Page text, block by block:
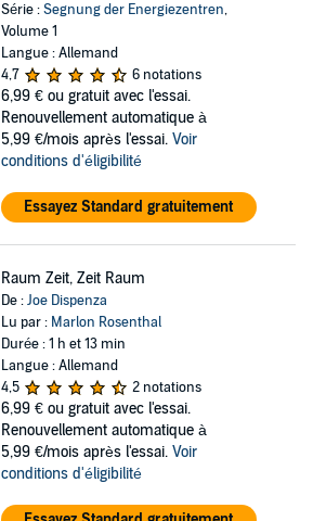
Série :Segnung der Energiezentren,
Volume 1
Langue : Allemand
4,7
6 notations
6,99 € ou gratuit avec l'essai.
Renouvellement automatique à
5,99 €/mois après l'essai. Voir
conditions d'éligibilité
Essayez Standard gratuitement
Raum Zeit, Zeit Raum
De :Joe Dispenza
Lu par : Marlon Rosenthal
Durée : 1 h et 13 min
Langue : Allemand
4,5
2 notations
6,99 € ou gratuit avec l'essai.
Renouvellement automatique à
5,99 €/mois après l'essai. Voir
conditions d'éligibilité